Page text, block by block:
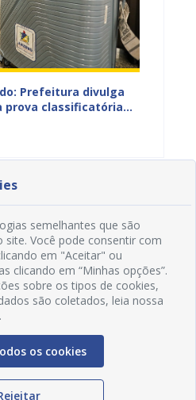
Prefeitura divulga
prova classificatória
semelhantes que são
site. Você pode consentir com
em "Aceitar" ou
clicando em “Minhas opções”.
sobre os tipos de cookies,
são coletados, leia nossa
.
os cookies